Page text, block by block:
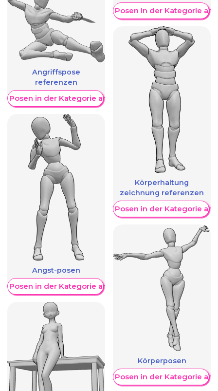
Angriffspose
referenzen
Posen in der Kategorie anzeigen
Angst-posen
Posen in der Kategorie anzeigen
Weitere Posen in der Kategorie
Körperhaltung
zeichnung referenzen
Weitere Posen in der Kategorie
Körperposen
Weitere Posen in der Kategorie